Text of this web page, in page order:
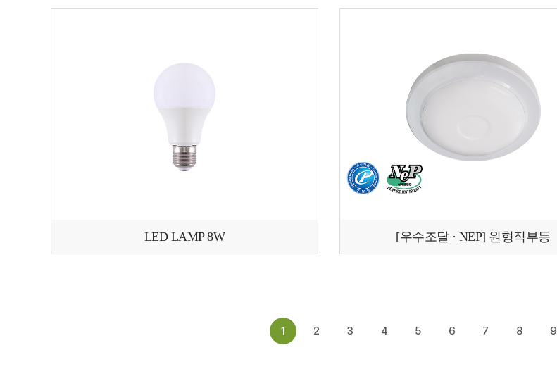
LED LAMP 8W [우수조달 · NEP] 원형직부등
1 2 3 4 5 6 7 8 9